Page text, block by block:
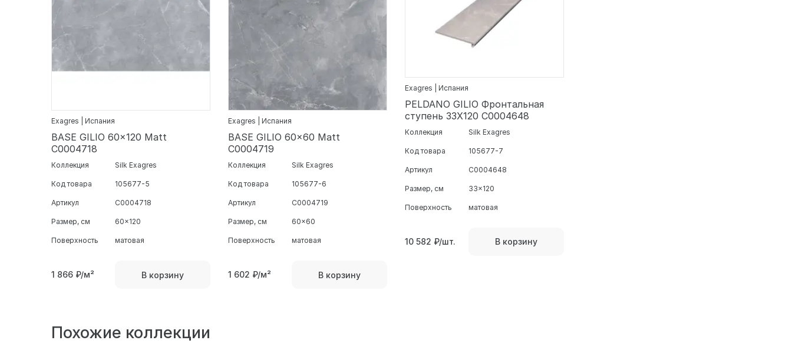
Exagres | Испания
BASE GILIO 60x120 Matt
С0004718
Коллекция Silk Exagres
Код товара 105677-5
Артикул С0004718
Размер, см 60x120
Поверхность матовая
1 866 ₽/м² В корзину
Exagres | Испания
BASE GILIO 60x60 Matt
С0004719
Коллекция Silk Exagres
Код товара 105677-6
Артикул С0004719
Размер, см 60x60
Поверхность матовая
1 602 ₽/м² В корзину
Exagres | Испания
PELDANO GILIO Фронтальная
ступень 33X120 С0004648
Коллекция Silk Exagres
Код товара 105677-7
Артикул С0004648
Размер, см 33x120
Поверхность матовая
10 582 ₽/шт. В корзину
Похожие коллекции